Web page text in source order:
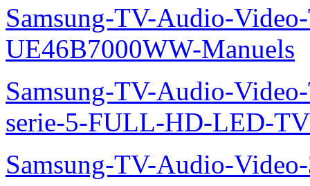
Samsung-TV-Audio-
UE46B7000WW-Manuels
Samsung-TV-Audio-
serie-5-FULL-HD-LED-
Samsung-TV-Audio-